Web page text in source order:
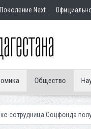
Поколение Next
Общество
получила срок за